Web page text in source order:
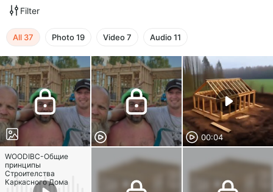
Filter
All 37 Photo19 Video7 Audio11
00:04
WOODIBC-Общие
принципы
Строителства
Каркасного Дома